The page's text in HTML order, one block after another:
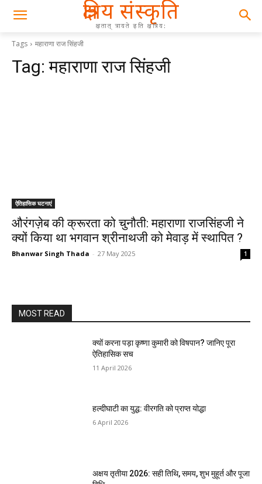
क्षत्रिय संस्कृति
क्षतात् त्रायते इति क्षत्रिय:
Tags महाराणा राज सिंहजी
Tag:महाराणा राज सिंहजी
ऐतिहासिक घटनाएं
औरंगज़ेब की क्रूरता को चुनौती: महाराणा राजसिंहजी ने
क्यों किया था भगवान श्रीनाथजी को मेवाड़ में स्थापित ?
Bhanwar Singh Thada - 27 May 2025 1
MOST READ
क्यों करना पड़ा कृष्णा कुमारी को विषपान? जानिए पूरा
ऐतिहासिक सच
11 April 2026
हल्दीघाटी का युद्ध: वीरगति को प्राप्त योद्धा
6 April 2026
अक्षय तृतीया 2026: सही तिथि, समय, शुभ मुहूर्त और पूजा